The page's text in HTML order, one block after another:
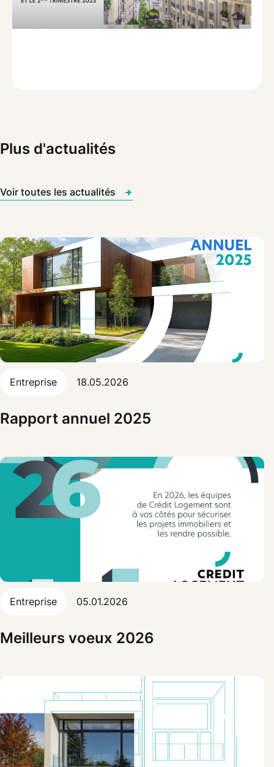
Plus d'actualités
Voir toutes les actualités
Entreprise 18.05.2026
Rapport annuel 2025
Entreprise 05.01.2026
Meilleurs voeux 2026